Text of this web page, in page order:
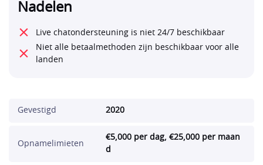
Nadelen
⨯ Live chatondersteuning is niet 24/7 beschikbaar
⨯
Niet alle betaalmethoden zijn beschikbaar voor alle
landen
Gevestigd 2020
Opnamelimieten
€5,000 per dag, €25,000 per maan
d